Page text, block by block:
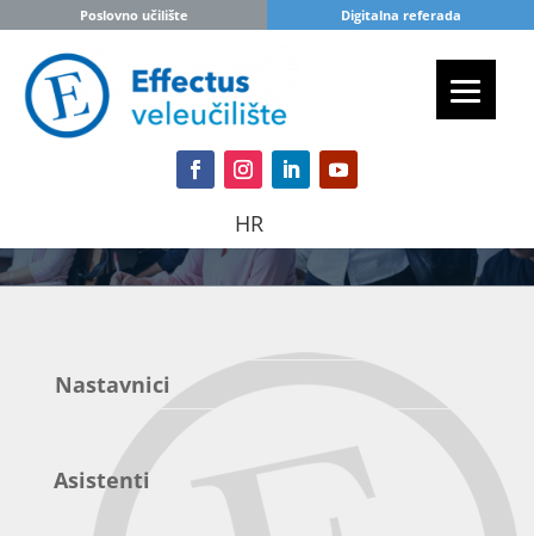
Poslovno učilište Digitalna referada
HR
Nastavnici
Asistenti